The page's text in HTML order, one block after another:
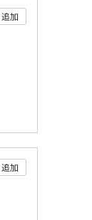
追加
追加